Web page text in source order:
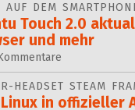
AUF DEM
Touch 2.0
und mehr
HEADSET STEAM
in offizieller